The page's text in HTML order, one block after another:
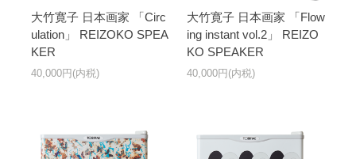
大竹寛子 日本画家 「Circ
ulation」 REIZOKO SPEA
KER
40,000円(内税)
大竹寛子 日本画家 「Flow
ing instant vol.2」 REIZO
KO SPEAKER
40,000円(内税)